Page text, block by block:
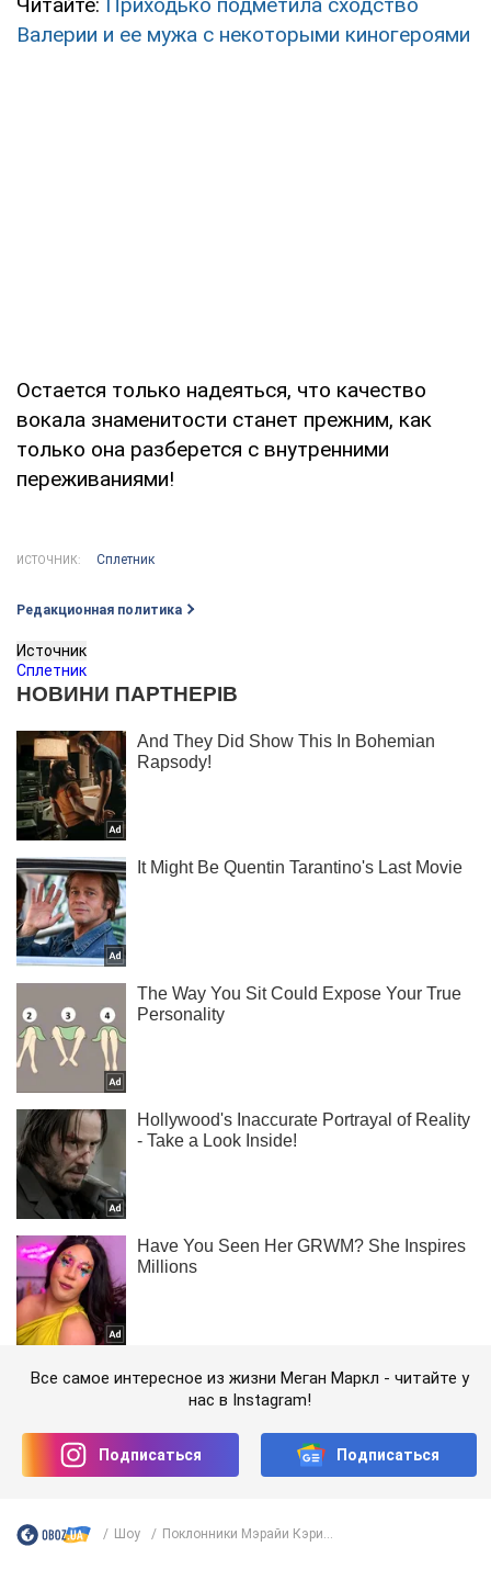
Валерии и ее мужа с некоторыми киногероями
Остается только надеяться, что качество
вокала знаменитости станет прежним, как
только она разберется с внутренними
переживаниями!
ИСТОЧНИК: Сплетник
Редакционная политика
Источник
Сплетник
Все самое интересное из жизни Меган Маркл - читайте у
нас в Instagram!
Подписаться Подписаться
Шоу Поклонники Мэрайи Кэри...